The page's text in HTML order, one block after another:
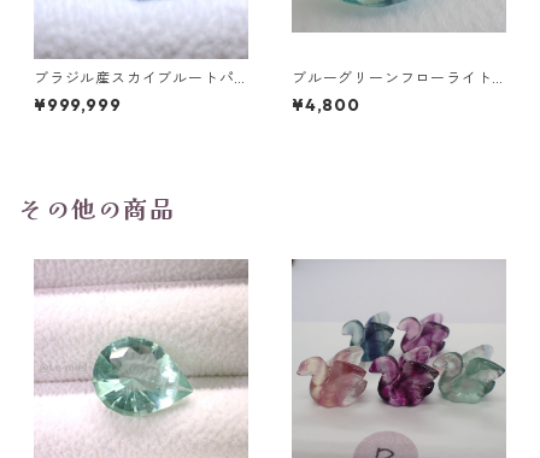
ブラジル産スカイブルートパ
ーズ スノーフレークカットル
ース 1.5ct 7.0mm*7.0mm*4.
¥999,999
ブルーグリーンフローライト
オーバルカットルース 10.2ct
15.4mm*11.1mm*8.0mm
¥4,800
その他の商品